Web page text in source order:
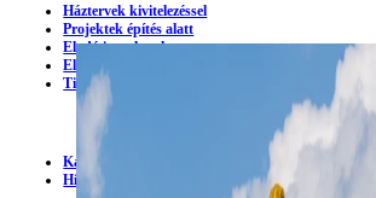
Háztervek kivitelezéssel
Projektek építés alatt
Eladó ingatlanok
Eladó telkek
Tiny House
Kapcsolat
Hírek
Projektválasztási asszisztens